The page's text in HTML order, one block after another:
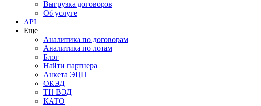
Выгрузка договоров
Об услуге
API
Еще
Аналитика по договорам
Аналитика по лотам
Блог
Найти партнера
Анкета ЭЦП
ОКЭД
ТН ВЭД
КАТО